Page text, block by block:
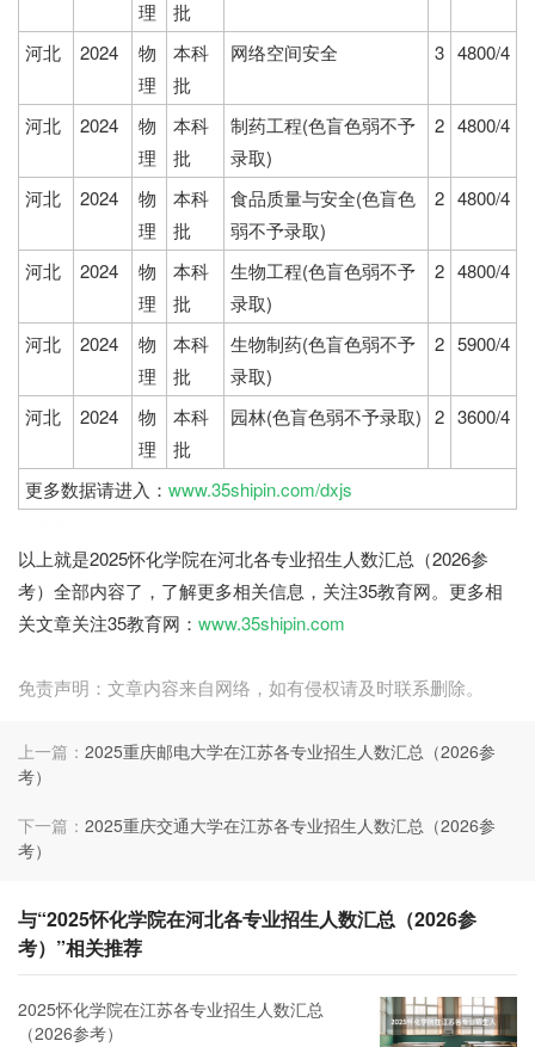
理
批
河北 2024
物
理
本科
批
网络空间安全 3 4800/4
河北 2024
物
理
本科
批
制药工程(色盲色弱不予
录取)
2 4800/4
河北 2024
物
理
本科
批
食品质量与安全(色盲色
弱不予录取)
2 4800/4
河北 2024
物
理
本科
批
生物工程(色盲色弱不予
录取)
2 4800/4
河北 2024
物
理
本科
批
生物制药(色盲色弱不予
录取)
2 5900/4
河北 2024
物
理
本科
批
园林(色盲色弱不予录取) 2 3600/4
更多数据请进入： www.35shipin.com/dxjs
以上就是2025怀化学院在河北各专业招生人数汇总（2026参
考）全部内容了，了解更多相关信息，关注35教育网。更多相
关文章关注35教育网： www.35shipin.com
免责声明：文章内容来自网络，如有侵权请及时联系删除。
上一篇： 2025重庆邮电大学在江苏各专业招生人数汇总（2026参
考）
下一篇： 2025重庆交通大学在江苏各专业招生人数汇总（2026参
考）
与“2025怀化学院在河北各专业招生人数汇总（2026参
考）”相关推荐
2025怀化学院在江苏各专业招生人数汇总
（2026参考）